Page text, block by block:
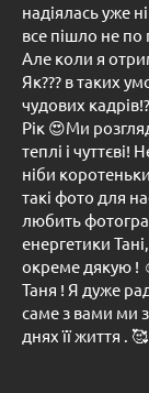
надіялась уже
все пішло не по
Але коли я
Як??? в таких
чудових
Рік 😍Ми
теплі і
ніби
такі фото для
любить
енергетики
окреме дякую !
Таня ! Я дуже
саме з вами ми
днях її життя . 🥰